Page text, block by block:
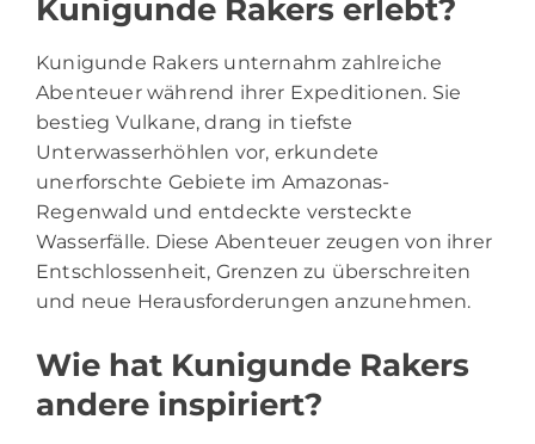
Kunigunde Rakers erlebt?
Kunigunde Rakers unternahm zahlreiche
Abenteuer während ihrer Expeditionen. Sie
bestieg Vulkane, drang in tiefste
Unterwasserhöhlen vor, erkundete
unerforschte Gebiete im Amazonas-
Regenwald und entdeckte versteckte
Wasserfälle. Diese Abenteuer zeugen von ihrer
Entschlossenheit, Grenzen zu überschreiten
und neue Herausforderungen anzunehmen.
Wie hat Kunigunde Rakers
andere inspiriert?